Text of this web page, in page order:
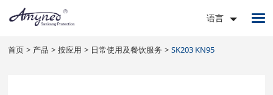
语言
首页 产品 按应用 日常使用及餐饮服务 SK203 KN95